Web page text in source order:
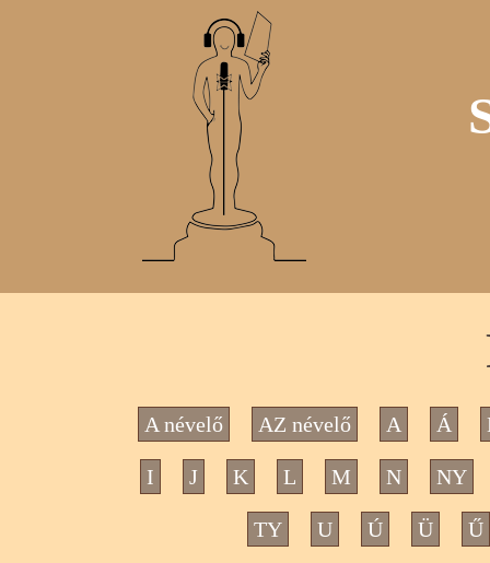
A névelő AZ névelő A Á
I J K L M N NY
TY U Ú Ü Ű